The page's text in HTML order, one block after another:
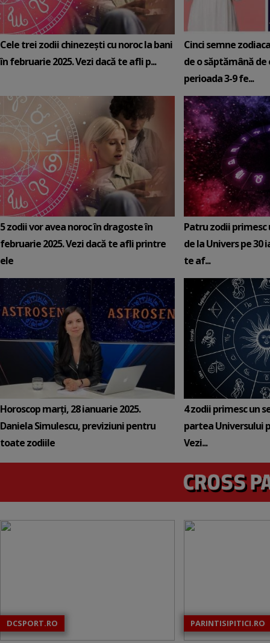
Cele trei zodii chinezești cu noroc la bani
în februarie 2025. Vezi dacă te afli p...
Cinci semne
de o săptămână de
perioada 3-9 fe...
5 zodii vor avea noroc în dragoste în
februarie 2025. Vezi dacă te afli printre
ele
Patru zodii primesc
de la Univers pe 30
te af...
Horoscop marți, 28 ianuarie 2025.
Daniela Simulescu, previziuni pentru
toate zodiile
4 zodii primesc un
partea Universului
Vezi...
DCSPORT.RO PARINTISIPITICI.RO